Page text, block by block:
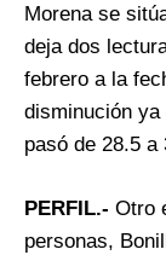
Morena se
deja dos
febrero a la
disminución ya
pasó de 28.5 a
PERFIL.- Otro
personas,